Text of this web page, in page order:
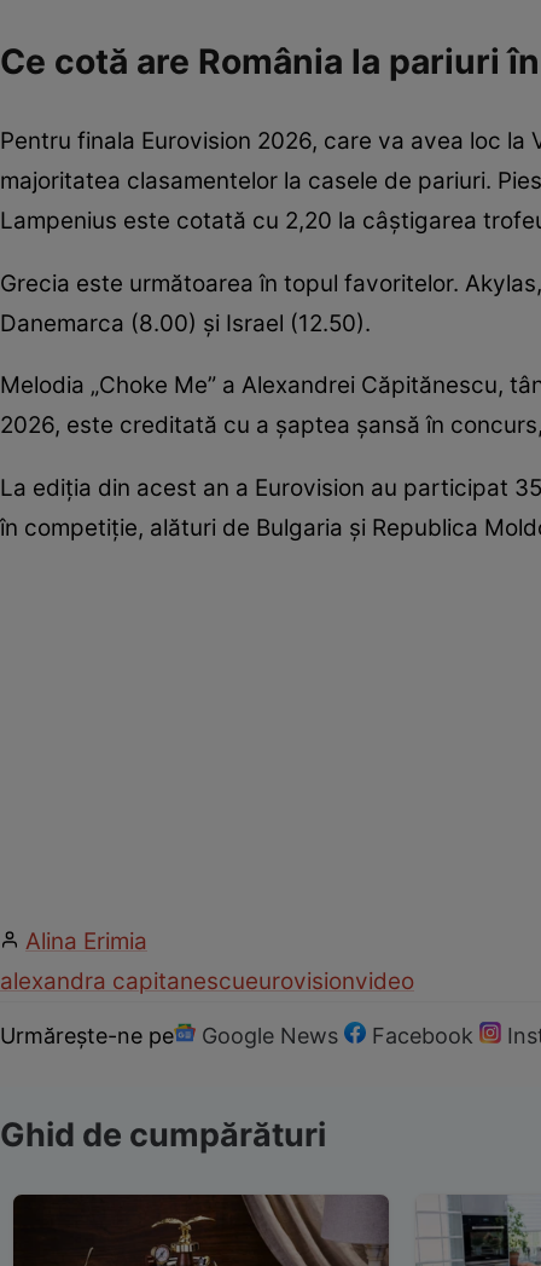
Ce cotă are România la pariuri
Pentru finala Eurovision 2026, care va avea loc
majoritatea clasamentelor la casele de pariuri.
Lampenius este cotată cu 2,20 la câștigarea
Grecia este următoarea în topul favoritelor.
Danemarca (8.00) și Israel (12.50).
Melodia „Choke Me” a Alexandrei Căpitănescu,
2026, este creditată cu a șaptea șansă în
La ediția din acest an a Eurovision au participat
în competiție, alături de Bulgaria și Republica
Alina Erimia
alexandra capitanescueurovisionvideo
Urmărește-ne pe Google News Facebook
Ghid de cumpărături